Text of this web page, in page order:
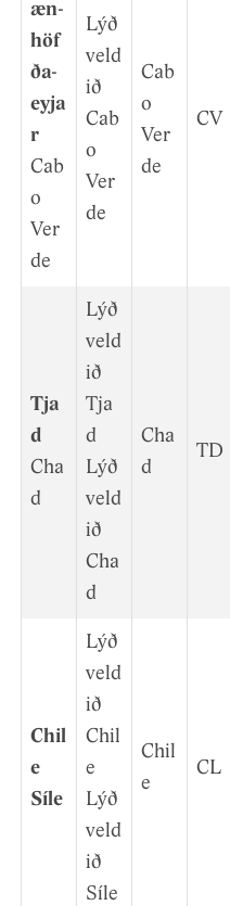
æn­
höf
ða­
eyja
r
Cab
o
Ver
de
Lýð
veld
ið
Cab
o
Ver
de
Cab
o
Ver
de
CV
Tja
d
Cha
d
Lýð
veld
ið
Tja
d
Lýð
veld
ið
Cha
d
Cha
d
TD
Chil
e
Síle
Lýð
veld
ið
Chil
e
Lýð
veld
ið
Síle
Chil
e
CL